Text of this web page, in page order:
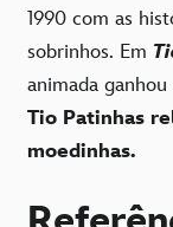
1990 com as
sobrinhos. Em
animada
Tio Patinhas
moedinhas.